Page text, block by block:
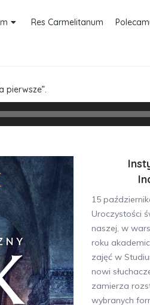
Res Carmelitanum
pierwsze”.
15
Uroczystości
naszej, w
roku
zajęć w
nowi
zamierza
wybranych